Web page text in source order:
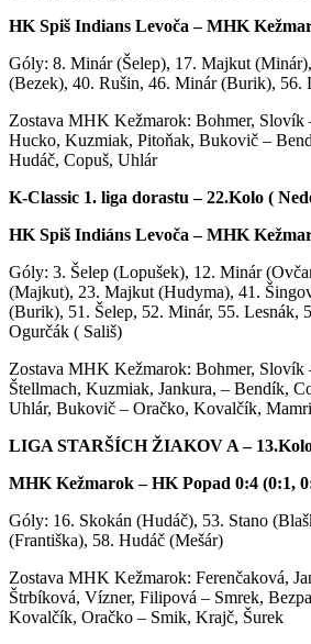
HK Spiš Indians Levoča – MHK
Góly: 8. Minár (Šelep), 17. Majkut
(Bezek), 40. Rušin, 46. Minár (Burik), 56.
Zostava MHK Kežmarok: Bohmer, Slovík
Hucko, Kuzmiak, Pitoňak, Bukovič –
Hudáč, Copuš, Uhlár
K-Classic 1. liga dorastu – 22.Kolo (
HK Spiš Indiáns Levoča – MHK
Góly: 3. Šelep (Lopušek), 12. Minár
(Majkut), 23. Majkut (Hudyma), 41.
(Burik), 51. Šelep, 52. Minár, 55. Lesnák,
Ogurčák ( Sališ)
Zostava MHK Kežmarok: Bohmer, Slovík
Štellmach, Kuzmiak, Jankura, – Bendík,
Uhlár, Bukovič – Oračko, Kovalčík,
LIGA STARŠÍCH ŽIAKOV A – 13.Kolo
MHK Kežmarok – HK Popad 0:4 (0:1,
Góly: 16. Skokán (Hudáč), 53. Stano
(Františka), 58. Hudáč (Mešár)
Zostava MHK Kežmarok: Ferenčaková,
Štrbíková, Vízner, Filipová – Smrek,
Kovalčík, Oračko – Smik, Krajč, Šurek